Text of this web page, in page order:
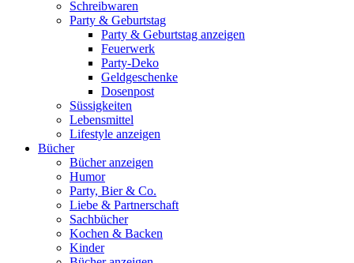
Schreibwaren
Party & Geburtstag
Party & Geburtstag anzeigen
Feuerwerk
Party-Deko
Geldgeschenke
Dosenpost
Süssigkeiten
Lebensmittel
Lifestyle anzeigen
Bücher
Bücher anzeigen
Humor
Party, Bier & Co.
Liebe & Partnerschaft
Sachbücher
Kochen & Backen
Kinder